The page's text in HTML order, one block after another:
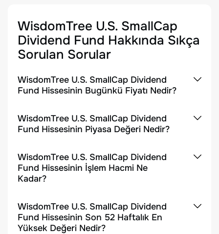
WisdomTree U.S. SmallCap
Dividend Fund Hakkında Sıkça
Sorulan Sorular
WisdomTree U.S. SmallCap Dividend
Fund Hissesinin Bugünkü Fiyatı Nedir?
WisdomTree U.S. SmallCap Dividend
Fund Hissesinin Piyasa Değeri Nedir?
WisdomTree U.S. SmallCap Dividend
Fund Hissesinin İşlem Hacmi Ne
Kadar?
WisdomTree U.S. SmallCap Dividend
Fund Hissesinin Son 52 Haftalık En
Yüksek Değeri Nedir?